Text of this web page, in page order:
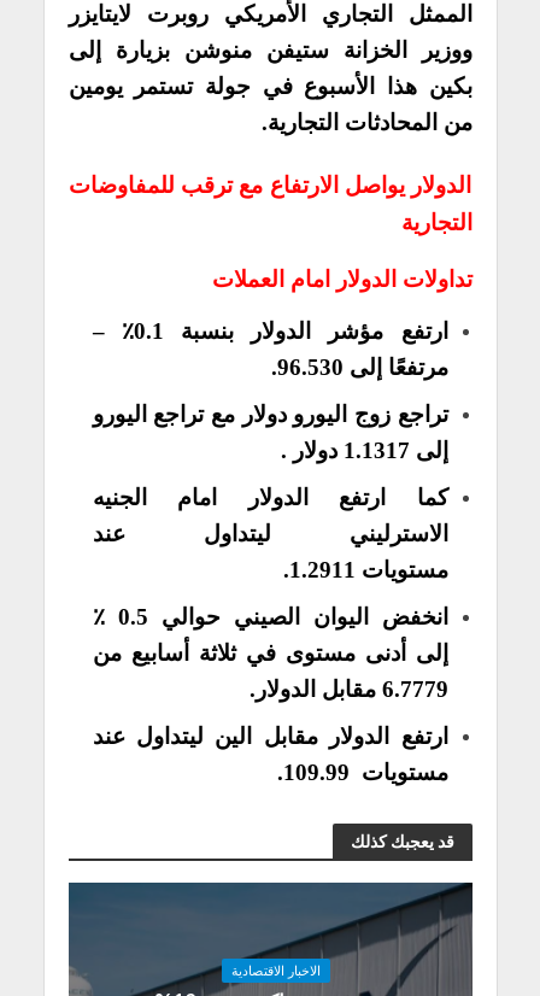
الممثل التجاري الأمريكي روبرت لايتايزر
ووزير الخزانة ستيفن منوشن بزيارة إلى
بكين هذا الأسبوع في جولة تستمر يومين
من المحادثات التجارية.
الدولار يواصل الارتفاع مع ترقب للمفاوضات
التجارية
تداولات الدولار امام العملات
ارتفع مؤشر الدولار بنسبة 0.1٪ –
مرتفعًا إلى 96.530.
تراجع زوج اليورو دولار مع تراجع اليورو
إلى 1.1317 دولار .
كما ارتفع الدولار امام الجنيه
الاسترليني ليتداول عند
مستويات 1.2911.
انخفض اليوان الصيني حوالي 0.5 ٪
إلى أدنى مستوى في ثلاثة أسابيع من
6.7779 مقابل الدولار.
ارتفع الدولار مقابل الين ليتداول عند
مستويات 109.99.
قد يعجبك كذلك
الاخبار الاقتصادية